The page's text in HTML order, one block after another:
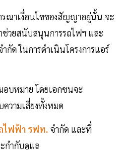
รณาเงื่อนไขของสัญญาอยู่นั้น จะ
วยสนับสนุนการรถไฟฯ และ
ำกัด ในการดำเนินโครงการแอร์
อบหมาย โดยเอกชนจะ
วามเสี่ยงทั้งหมด
ไฟฟ้า รฟท. จำกัด และที่
กำกับดูแล